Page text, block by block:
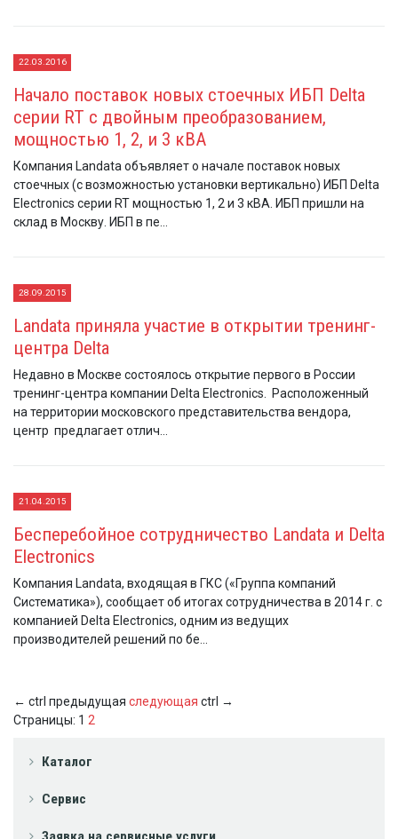
Каталог
Сервис
22.03.2016
Начало поставок новых стоечных ИБП Delta
серии RT с двойным преобразованием,
мощностью 1, 2, и 3 кВА
Компания Landata объявляет о начале поставок новых
стоечных (с возможностью установки вертикально) ИБП Delta
Electronics серии RT мощностью 1, 2 и 3 кВА. ИБП пришли на
склад в Москву. ИБП в пе...
28.09.2015
Landata приняла участие в открытии тренинг-
центра Delta
Недавно в Москве состоялось открытие первого в России
тренинг-центра компании Delta Electronics. Расположенный
на территории московского представительства вендора,
центр предлагает отлич...
21.04.2015
Бесперебойное сотрудничество Landata и Delta
Electronics
Компания Landata, входящая в ГКС («Группа компаний
Систематика»), сообщает об итогах сотрудничества в 2014 г. с
компанией Delta Electronics, одним из ведущих
производителей решений по бе...
← ctrl предыдущая следующая ctrl →
Страницы: 1 2